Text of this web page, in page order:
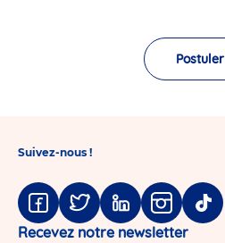
Postuler
Suivez-nous !
Facebook
TwitterLinkedinInstagram
Tiktok
Recevez notre newsletter